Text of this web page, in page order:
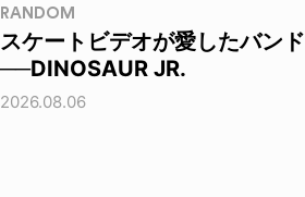
RANDOM
スケートビデオが愛したバンド
──DINOSAUR JR.
2026.08.06